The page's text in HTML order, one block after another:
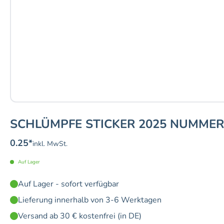
SCHLÜMPFE STICKER 2025
0.25*inkl. MwSt.
Auf Lager
Auf Lager - sofort verfügbar
Lieferung innerhalb von 3-6 Werktagen
Versand ab 30 € kostenfrei (in DE)